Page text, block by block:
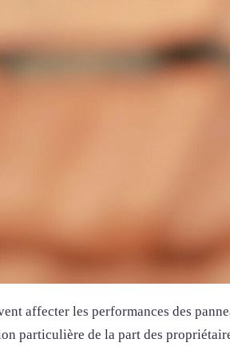
affecter les performances des
particulière de la part des